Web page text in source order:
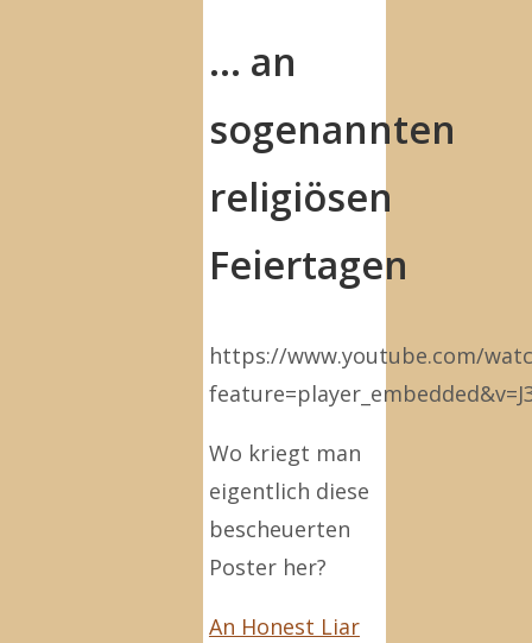
… an
sogenannten
religiösen
Feiertagen
https://www.youtube.com/
Wo kriegt man
eigentlich diese
bescheuerten
Poster her?
An Honest Liar